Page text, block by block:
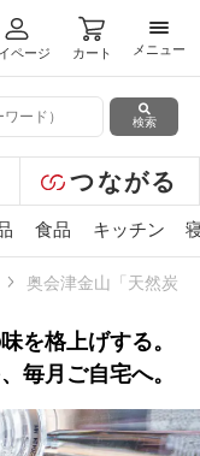
ページ カート
メニ
メニュー
検索
つながる
食品 キッチン
奥会津金山「天然炭酸
を格上げする。
毎月ご自宅へ。